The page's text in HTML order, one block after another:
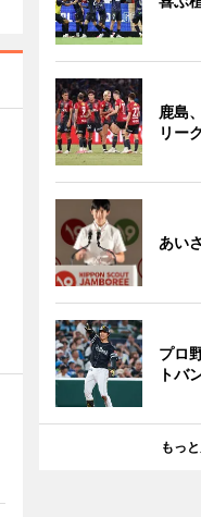
鹿島
リー
あい
プロ
トバ
もっ